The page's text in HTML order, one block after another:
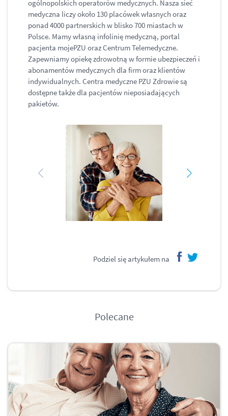
ogólnopolskich operatorów medycznych. Nasza sieć
medyczna liczy około 130 placówek własnych oraz
ponad 4000 partnerskich w blisko 700 miastach w
Polsce. Mamy własną infolinię medyczną, portal
pacjenta mojePZU oraz Centrum Telemedyczne.
Zapewniamy opiekę zdrowotną w formie ubezpieczeń i
abonamentów medycznych dla firm oraz klientów
indywidualnych. Centra medyczne PZU Zdrowie są
dostępne także dla pacjentów nieposiadających
pakietów.
Podziel się artykułem na
Polecane